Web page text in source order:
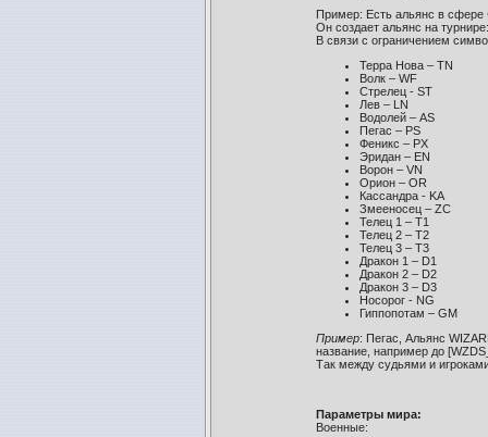
Пример: Есть альянс в сфере
Он создает альянс на
В связи с ограничением
Терра Нова – TN
Волк – WF
Стрелец - ST
Лев – LN
Водолей – AS
Пегас – PS
Феникс – PX
Эридан – EN
Ворон – VN
Орион – OR
Кассандра - KA
Змееносец – ZC
Телец 1 – T1
Телец 2 – T2
Телец 3 – T3
Дракон 1 – D1
Дракон 2 – D2
Дракон 3 – D3
Носорог - NG
Гиппопотам – GM
Пример: Пегас, Альянс
название, например до
Так между судьями и
Параметры мира:
Военные: